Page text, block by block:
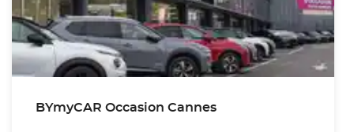
BYmyCAR Occasion Cannes